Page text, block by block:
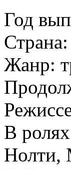
Год
Жанр:
В
Нолти,